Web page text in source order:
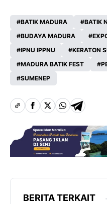
BATIK MADURA
BATIK
BUDAYA MADURA
IPNU IPPNU
KERATON
MADURA BATIK FEST
SUMENEP
BERITA TERKAIT